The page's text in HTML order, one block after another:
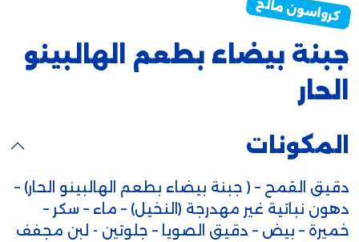
جبنة بيضاء بطعم الهالبينو
الحار
المكونات
دقيق القمح – ( جبنة بيضاء بطعم الهالبينو الحار) –
دهون نباتية غير مهدرجة (النخيل) – ماء – سكر –
خميرة – بيض – دقيق الصويا – جلوتين - لبن مجفف